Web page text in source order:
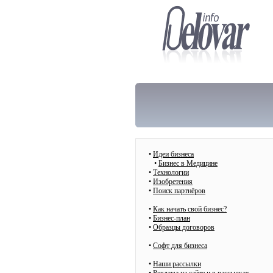
• Идеи бизнеса
• Бизнес в Медицине
• Технологии
• Изобретения
• Поиск партнёров
• Как начать свой бизнес?
• Бизнес-план
• Образцы договоров
• Cофт для бизнеса
• Наши рассылки